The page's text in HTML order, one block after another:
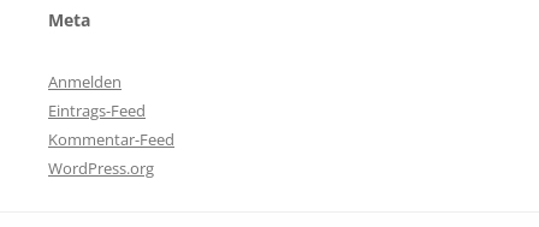
Meta
Anmelden
Eintrags-Feed
Kommentar-Feed
WordPress.org